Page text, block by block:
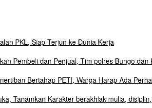
PKL, Siap Terjun ke Dunia Kerja
Pembeli dan Penjual, Tim polres Bungo
Bertahap PETI, Warga Harap Ada
Tanamkan Karakter berakhlak mulia,